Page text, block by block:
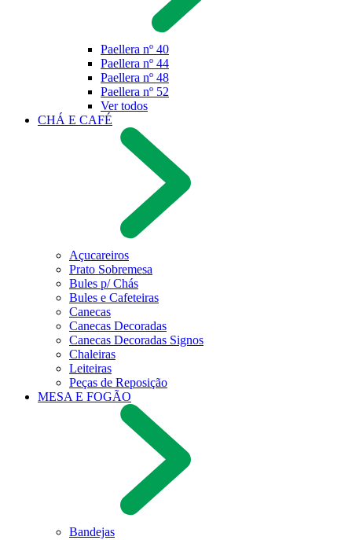
Paellera nº 40
Paellera nº 44
Paellera nº 48
Paellera nº 52
Ver todos
CHÁ E CAFÉ
Açucareiros
Prato Sobremesa
Bules p/ Chás
Bules e Cafeteiras
Canecas
Canecas Decoradas
Canecas Decoradas Signos
Chaleiras
Leiteiras
Peças de Reposição
MESA E FOGÃO
Bandejas